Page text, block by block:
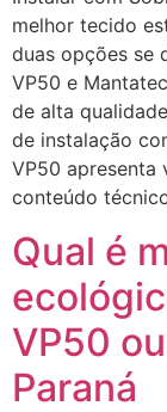
melhor tecido
duas opções se
VP50 e
de alta
de instalação
VP50 apresenta
conteúdo
Qual é
VP50
Paraná